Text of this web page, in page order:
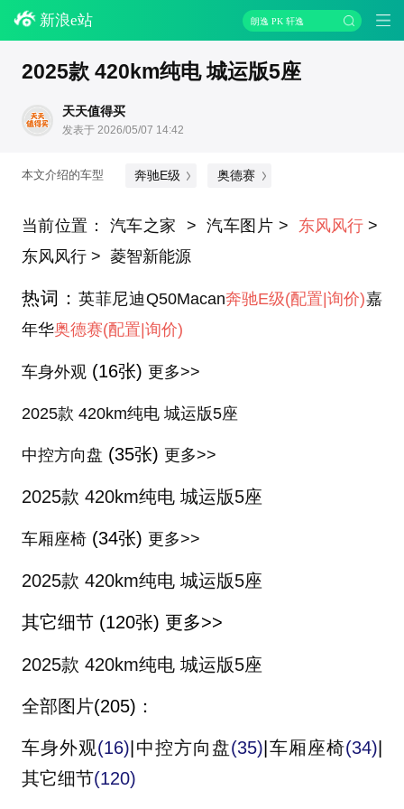
新浪e站 朗逸 PK 轩逸
2025款 420km纯电 城运版5座
天天值得买
发表于 2026/05/07 14:42
本文介绍的车型 奔驰E级 奥德赛
当前位置： 汽车之家 > 汽车图片 > 东风风行>
东风风行 > 菱智新能源
热词： 英菲尼迪Q50Macan奔驰E级(配置|询价)嘉
年华奥德赛(配置|询价)
车身外观(16张) 更多>>
2025款 420km纯电 城运版5座
中控方向盘 (35张) 更多>>
2025款 420km纯电 城运版5座
车厢座椅(34张) 更多>>
2025款 420km纯电 城运版5座
其它细节(120张) 更多>>
2025款 420km纯电 城运版5座
全部图片(205) ：
车身外观(16) 中控方向盘(35) 车厢座椅(34)
其它细节(120)